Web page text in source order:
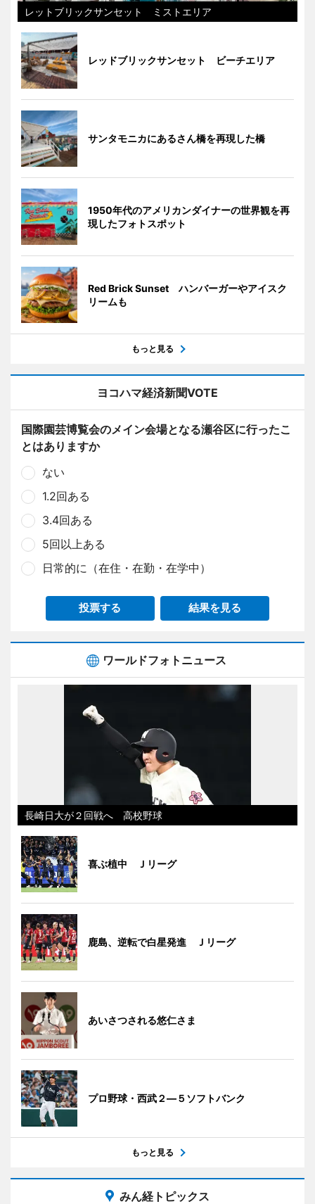
レットブリックサンセット ミストエリア
レッドブリックサンセット ビーチエリア
サンタモニカにあるさん橋を再現した橋
1950年代のアメリカンダイナーの世界観を再
現したフォトスポット
Red Brick Sunset ハンバーガーやアイスク
リームも
もっと見る
ヨコハマ経済新聞VOTE
国際園芸博覧会のメイン会場となる瀬谷区に行ったこ
とはありますか
ない
1.2回ある
3.4回ある
5回以上ある
日常的に（在住・在勤・在学中）
投票する 結果を見る
ワールドフォトニュース
長崎日大が２回戦へ 高校野球
喜ぶ植中 Ｊリーグ
鹿島、逆転で白星発進 Ｊリーグ
あいさつされる悠仁さま
プロ野球・西武２―５ソフトバンク
もっと見る
みん経トピックス